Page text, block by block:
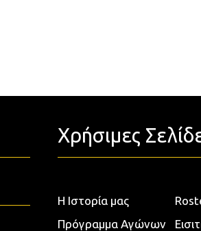
Χρήσιμες
Η Ιστορία μας
Πρόγραμμα Αγώνων